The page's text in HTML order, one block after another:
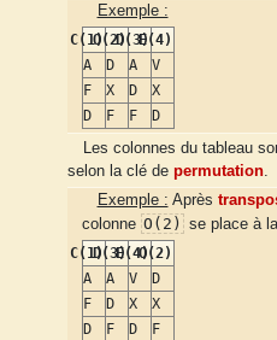
Exemple :
C(1)O(2)D(3)E(4)
A
D A
V
F
X D
X
D
F F
D
Les colonnes du tableau
selon la clé de permutation.
Exemple : Après
colonne O(2)
se place à
C(1)D(3)E(4)O(2)
A
A V
D
F
D X
X
D
F D
F